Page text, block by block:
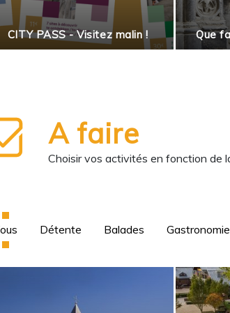
CITY PASS - Visitez malin ! Que
A faire
Choisir vos activités en fonction de
Détente Balades Gastronomie